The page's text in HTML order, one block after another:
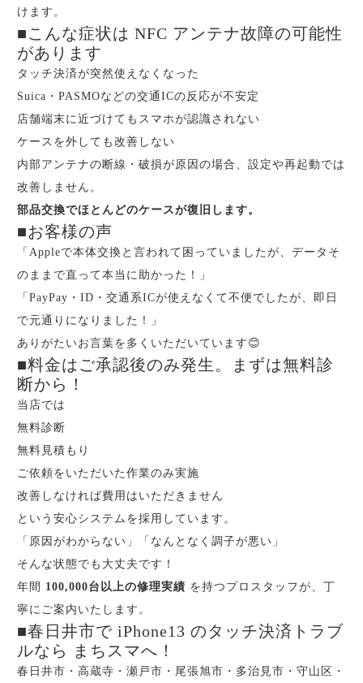
けます。
■こんな症状は NFC アンテナ故障の可能性
があります
タッチ決済が突然使えなくなった
Suica・PASMOなどの交通ICの反応が不安定
店舗端末に近づけてもスマホが認識されない
ケースを外しても改善しない
内部アンテナの断線・破損が原因の場合、設定や再起動では
改善しません。
部品交換でほとんどのケースが復旧します。
■お客様の声
「Appleで本体交換と言われて困っていましたが、データそ
のままで直って本当に助かった！」
「PayPay・ID・交通系ICが使えなくて不便でしたが、即日
で元通りになりました！」
ありがたいお言葉を多くいただいています😊
■料金はご承認後のみ発生。まずは無料診
断から！
当店では
無料診断
無料見積もり
ご依頼をいただいた作業のみ実施
改善しなければ費用はいただきません
という安心システムを採用しています。
「原因がわからない」「なんとなく調子が悪い」
そんな状態でも大丈夫です！
年間 100,000台以上の修理実績 を持つプロスタッフが、丁
寧にご案内いたします。
■春日井市で iPhone13 のタッチ決済トラブ
ルなら まちスマへ！
春日井市・高蔵寺・瀬戸市・尾張旭市・多治見市・守山区・